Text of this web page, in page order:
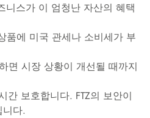
니스가 이 엄청난 자산의 혜택
품에 미국 관세나 소비세가 부
면 시장 상황이 개선될 때까지
보호합니다. FTZ의 보안이
니다.